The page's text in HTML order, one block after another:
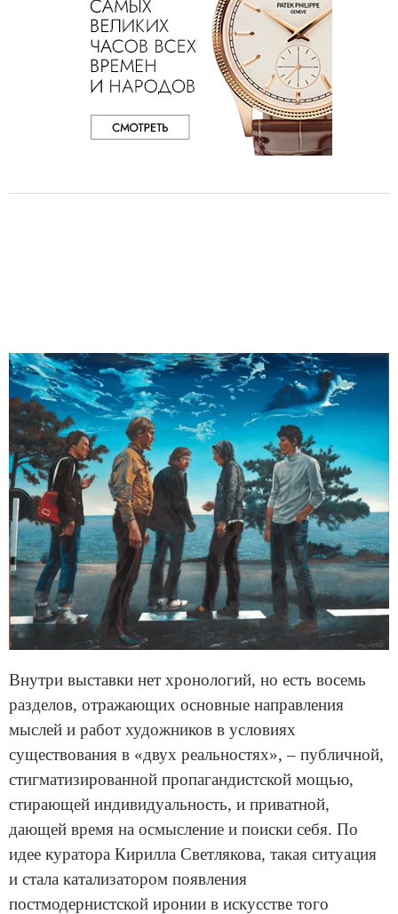
Внутри выставки нет хронологий, но есть восемь
разделов, отражающих основные направления
мыслей и работ художников в условиях
существования в «двух реальностях», – публичной,
стигматизированной пропагандистской мощью,
стирающей индивидуальность, и приватной,
дающей время на осмысление и поиски себя. По
идее куратора Кирилла Светлякова, такая ситуация
и стала катализатором появления
постмодернистской иронии в искусстве того